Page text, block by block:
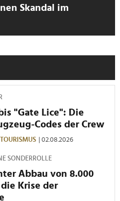
an unsere Partner für
Analysen weiter. Unsere
Ihrer Nutzung der Dienste
Skandal im
"Gate Lice": Die
Codes der Crew
TOURISMUS | 02.08.2026
SONDERROLLE
Abbau von 8.000
Krise der